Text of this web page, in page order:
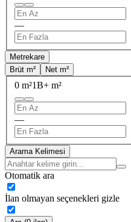
—
Metrekare
Brüt m²
Net m²
0 m²1B+ m²
—
Arama Kelimesi
Otomatik ara
İlan olmayan seçenekleri gizle